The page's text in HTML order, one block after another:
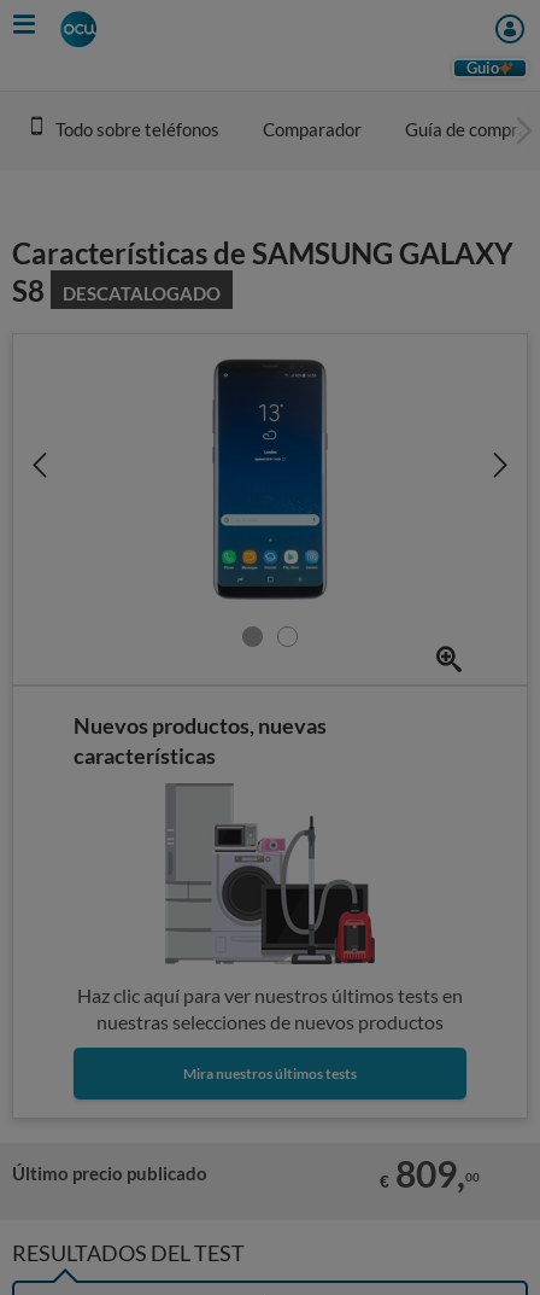
Skip
to
Guio
Todo sobre teléfonos Comparador Guía de compra
Características de SAMSUNG GALAXY
S8
DESCATALOGADO
Nuevos productos, nuevas
características
Haz clic aquí para ver nuestros últimos tests en
nuestras selecciones de nuevos productos
Mira nuestros últimos tests
Último precio publicado € 809,00
RESULTADOS DEL TEST